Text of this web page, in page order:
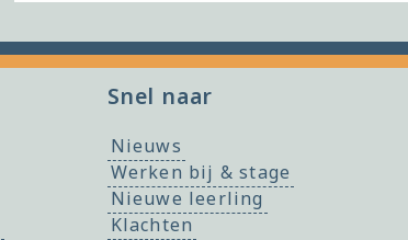
Snel naar
Nieuws
Werken bij & stage
Nieuwe leerling
Klachten